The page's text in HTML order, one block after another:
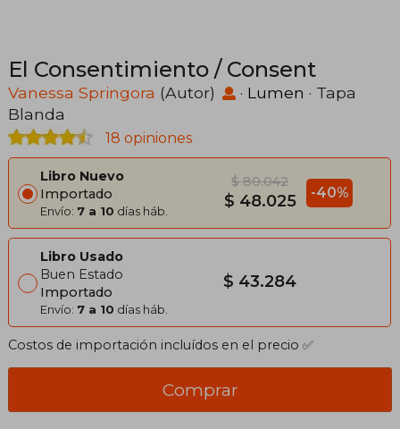
El Consentimiento / Consent
Vanessa Springora (Autor) · Lumen · Tapa
Blanda
18 opiniones
Libro Nuevo
Importado
Envío: 7 a 10 días háb.
$ 80.042
$ 48.025 -40%
Libro Usado
Buen Estado
Importado
Envío: 7 a 10 días háb.
$ 43.284
Costos de importación incluídos en el precio ✅
Comprar